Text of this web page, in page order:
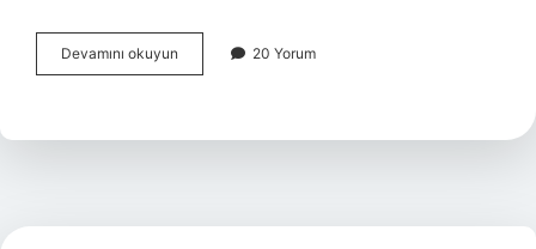
Devamını okuyun Iplenmemek
ne
20 Yorum